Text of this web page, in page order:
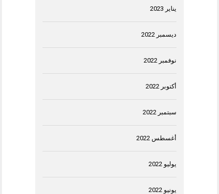
يناير 2023
ديسمبر 2022
نوفمبر 2022
أكتوبر 2022
سبتمبر 2022
أغسطس 2022
يوليو 2022
يونيو 2022